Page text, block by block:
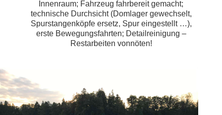
Innenraum; Fahrzeug fahrbereit gemacht;
technische Durchsicht (Domlager gewechselt,
Spurstangenköpfe ersetz, Spur eingestellt …),
erste Bewegungsfahrten; Detailreinigung –
Restarbeiten vonnöten!